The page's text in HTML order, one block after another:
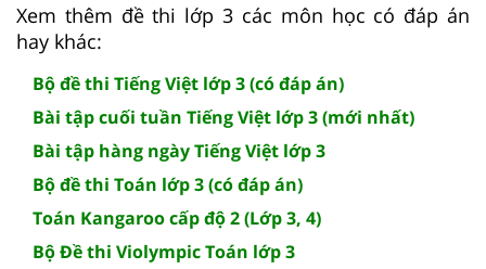
Xem thêm đề thi lớp 3 các môn học có đáp án
hay khác:
Bộ đề thi Tiếng Việt lớp 3 (có đáp án)
Bài tập cuối tuần Tiếng Việt lớp 3 (mới nhất)
Bài tập hàng ngày Tiếng Việt lớp 3
Bộ đề thi Toán lớp 3 (có đáp án)
Toán Kangaroo cấp độ 2 (Lớp 3, 4)
Bộ Đề thi Violympic Toán lớp 3